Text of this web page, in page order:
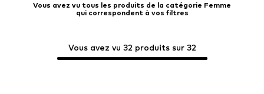
Vous avez vu 32 produits sur 32
Vous avez vu tous les produits de la catégorie Femme
qui correspondent à vos filtres